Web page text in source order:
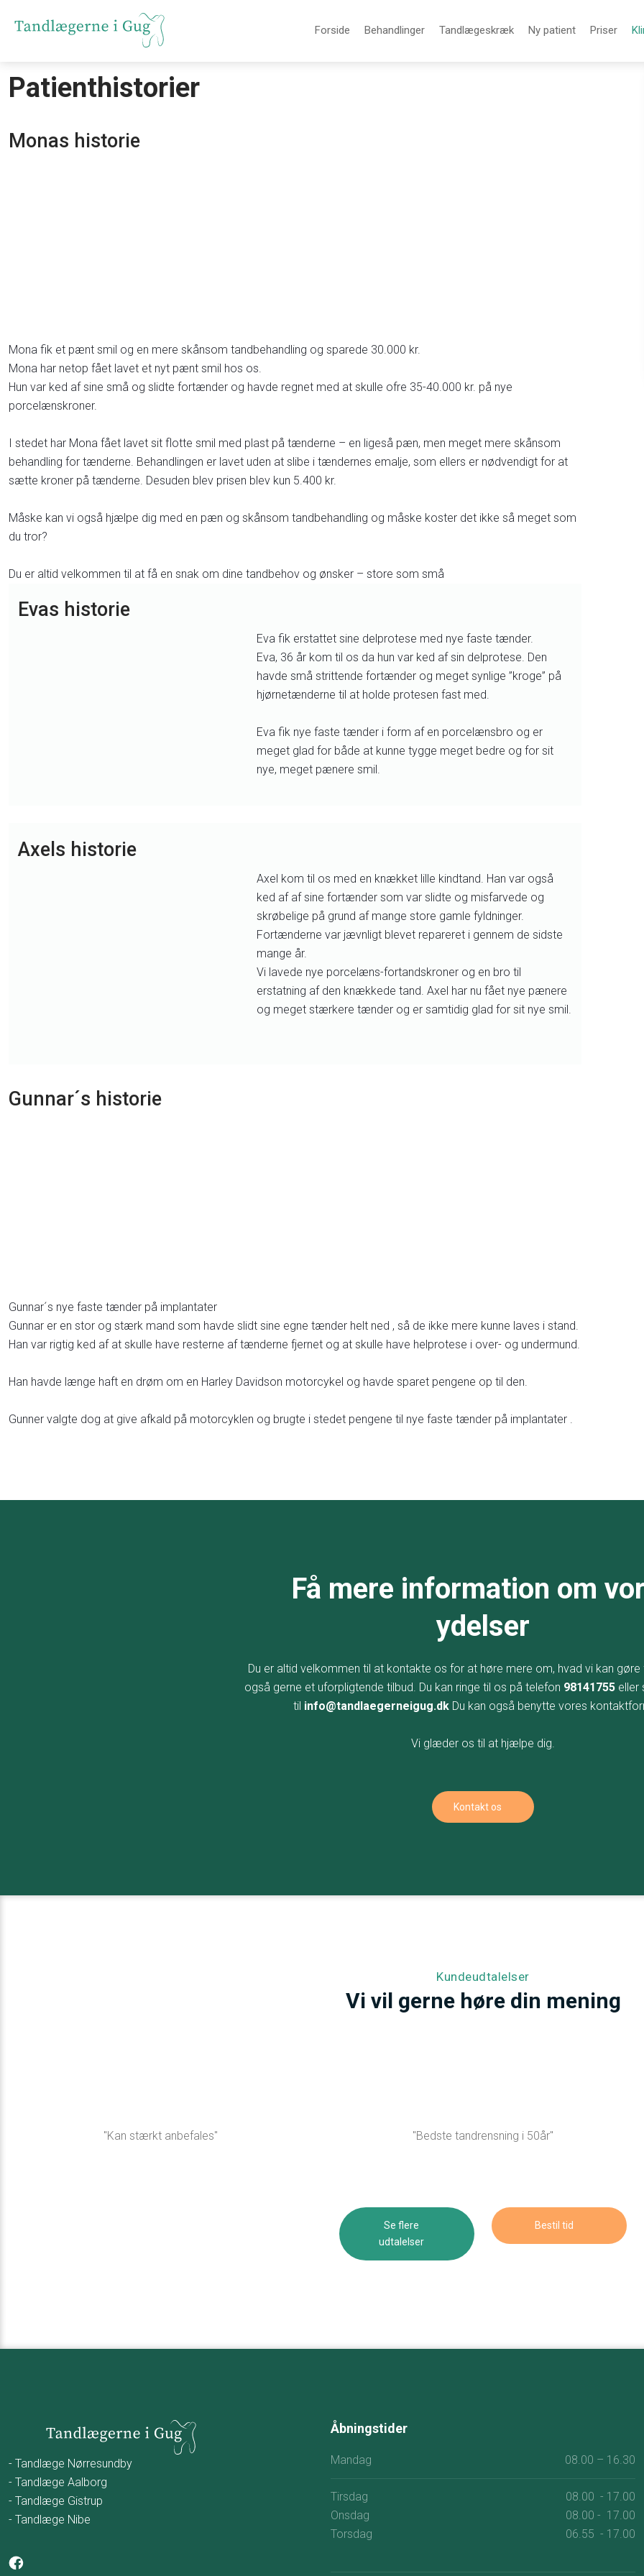
Forside Behandlinger Tandlægeskræk Ny patient Priser
Patienthistorier
Monas historie​
​Mona fik et pænt smil og en mere skånsom tandbehandling og sparede 30.000 kr.
Mona har netop fået lavet et nyt pænt smil hos os.
Hun var ked af sine små og slidte fortænder og havde regnet med at skulle ofre 35-40.000 kr. på nye
porcelænskroner.
I stedet har Mona fået lavet sit flotte smil med plast på tænderne – en ligeså pæn, men meget mere skånsom
behandling for tænderne. Behandlingen er lavet uden at slibe i tændernes emalje, som ellers er nødvendigt for at
sætte kroner på tænderne. Desuden blev prisen blev kun 5.400 kr.
Måske kan vi også hjælpe dig med en pæn og skånsom tandbehandling og måske koster det ikke så meget som
du tror?
Du er altid velkommen til at få en snak om dine tandbehov og ønsker – store som små​
Evas historie​
Eva fik erstattet sine delprotese med nye faste tænder.
Eva, 36 år kom til os da hun var ked af sin delprotese. Den
havde små strittende fortænder og meget synlige ”kroge” på
hjørnetænderne til at holde protesen fast med.
Eva fik nye faste tænder i form af en porcelænsbro og er
meget glad for både at kunne tygge meget bedre og for sit
nye, meget pænere smil.
Axels historie​
Axel kom til os med en knækket lille kindtand. Han var også
ked af af sine fortænder som var slidte og misfarvede og
skrøbelige på grund af mange store gamle fyldninger.
Fortænderne var jævnligt blevet repareret i gennem de sidste
mange år.
Vi lavede nye porcelæns-fortandskroner og en bro til
erstatning af den knækkede tand. Axel har nu fået nye pænere
og meget stærkere tænder og er samtidig glad for sit nye smil.
Gunnar´s historie​
Gunnar´s nye faste tænder på implantater
Gunnar er en stor og stærk mand som havde slidt sine egne tænder helt ned , så de ikke mere kunne laves i stand.
Han var rigtig ked af at skulle have resterne af tænderne fjernet og at skulle have helprotese i over- og undermund.
Han havde længe haft en drøm om en Harley Davidson motorcykel og havde sparet pengene op til den.
Gunner valgte dog at give afkald på motorcyklen og brugte i stedet pengene til nye faste tænder på implantater .​
Få mere information om
ydelser
Du er altid velkommen til at kontakte os for at høre mere om, hvad vi kan gøre
også gerne et uforpligtende tilbud. Du kan ringe til os på telefon 98141755 eller
til info@tandlaegerneigug.dk Du kan også benytte vores
Vi glæder os til at hjælpe dig.
Kontakt os
Kundeudtalelser
​Vi vil gerne høre din mening
"Kan stærkt anbefales"​ "Bedste tandrensning i 50år"​
Se flere
udtalelser​
Bestil tid​
- Tandlæge Nørresundby
- Tandlæge Aalborg
- Tandlæge Gistrup
- Tandlæge Nibe
Åbningstider​
Mandag 08.00 – 16.30
Tirsdag
Onsdag
Torsdag
08.00 - 17.00
08.00 - 17.00
06.55 - 17.00